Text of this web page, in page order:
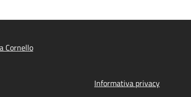
Cornello
Informativa privacy